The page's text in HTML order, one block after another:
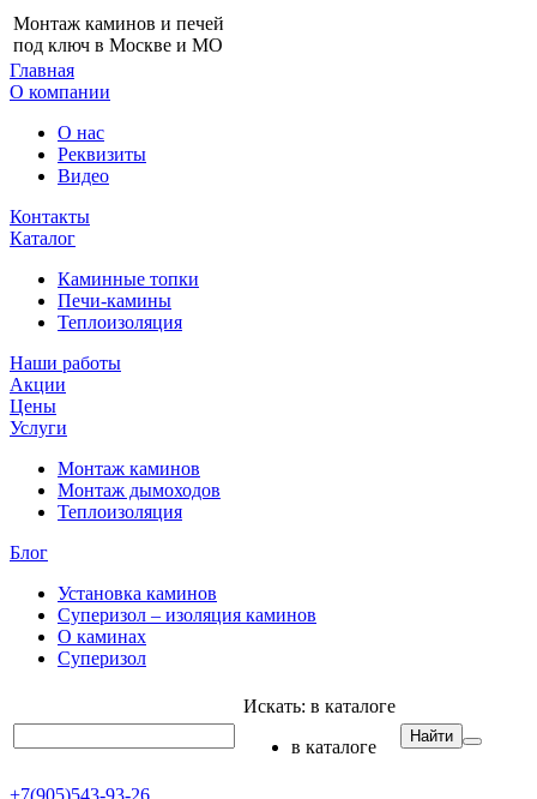
Монтаж каминов и печей
под ключ в Москве и МО
Главная
О компании
О нас
Реквизиты
Видео
Контакты
Каталог
Каминные топки
Печи-камины
Теплоизоляция
Наши работы
Акции
Цены
Услуги
Монтаж каминов
Монтаж дымоходов
Теплоизоляция
Блог
Установка каминов
Суперизол – изоляция каминов
О каминах
Суперизол
Искать: в каталоге
в каталоге
Найти
+7(905)543-93-26